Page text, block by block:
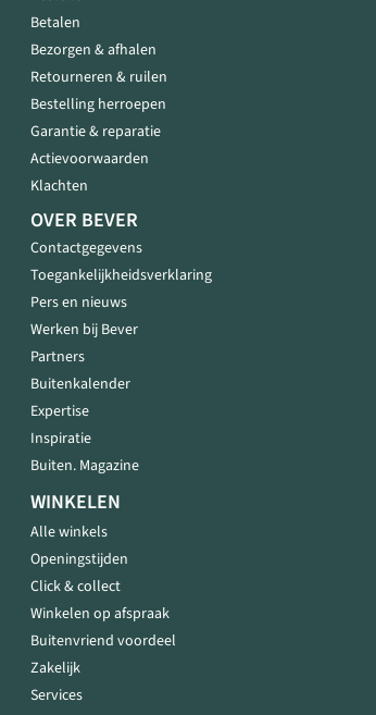
Betalen
Bezorgen & afhalen
Retourneren & ruilen
Bestelling herroepen
Garantie & reparatie
Actievoorwaarden
Klachten
OVER BEVER
Contactgegevens
Toegankelijkheidsverklaring
Pers en nieuws
Werken bij Bever
Partners
Buitenkalender
Expertise
Inspiratie
Buiten. Magazine
WINKELEN
Alle winkels
Openingstijden
Click & collect
Winkelen op afspraak
Buitenvriend voordeel
Zakelijk
Services